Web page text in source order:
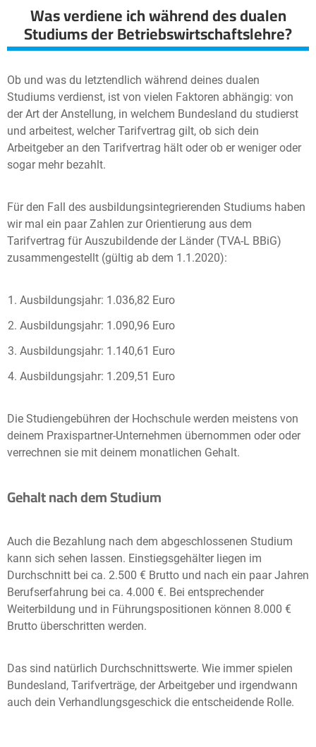
Was verdiene ich während des dualen
Studiums der Betriebswirtschaftslehre?
Ob und was du letztendlich während deines dualen
Studiums verdienst, ist von vielen Faktoren abhängig: von
der Art der Anstellung, in welchem Bundesland du studierst
und arbeitest, welcher Tarifvertrag gilt, ob sich dein
Arbeitgeber an den Tarifvertrag hält oder ob er weniger oder
sogar mehr bezahlt.
Für den Fall des ausbildungsintegrierenden Studiums haben
wir mal ein paar Zahlen zur Orientierung aus dem
Tarifvertrag für Auszubildende der Länder (TVA-L BBiG)
zusammengestellt (gültig ab dem 1.1.2020):
Ausbildungsjahr: 1.036,82 Euro
Ausbildungsjahr: 1.090,96 Euro
Ausbildungsjahr: 1.140,61 Euro
Ausbildungsjahr: 1.209,51 Euro
Die Studiengebühren der Hochschule werden meistens von
deinem Praxispartner-Unternehmen übernommen oder oder
verrechnen sie mit deinem monatlichen Gehalt.
Gehalt nach dem Studium
Auch die Bezahlung nach dem abgeschlossenen Studium
kann sich sehen lassen. Einstiegsgehälter liegen im
Durchschnitt bei ca. 2.500 € Brutto und nach ein paar Jahren
Berufserfahrung bei ca. 4.000 €. Bei entsprechender
Weiterbildung und in Führungspositionen können 8.000 €
Brutto überschritten werden.
Das sind natürlich Durchschnittswerte. Wie immer spielen
Bundesland, Tarifverträge, der Arbeitgeber und irgendwann
auch dein Verhandlungsgeschick die entscheidende Rolle.